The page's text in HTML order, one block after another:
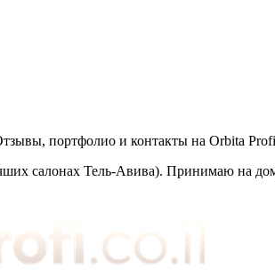
портфолио и контакты на Orbita
салонах Тель-Авива). Принимаю на